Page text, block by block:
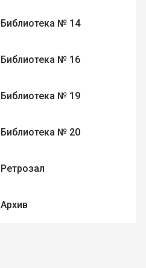
Библиотека № 14
Библиотека № 16
Библиотека № 19
Библиотека № 20
Ретрозал
Архив